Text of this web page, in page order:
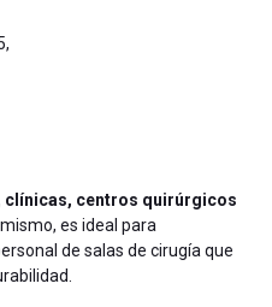
clínicas, centros quirúrgicos
es ideal para
de salas de cirugía que